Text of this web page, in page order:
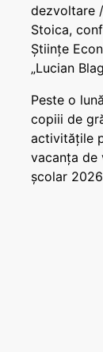
dezvoltare
Stoica,
Științe
„Lucian
Peste o
copiii de
activitățile
vacanța de
școlar